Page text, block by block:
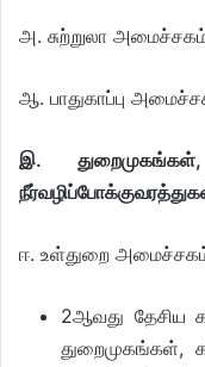
அ. சுற்றுலா
ஆ. பாதுகாப்பு
இ.
ஈ. உள்துறை
2ஆவது தேசிய
துறைமுகங்கள்,